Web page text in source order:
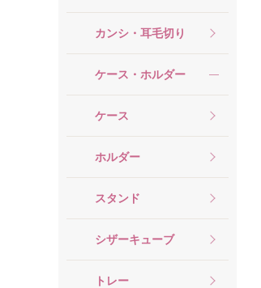
カンシ・耳毛切り
ケース・ホルダー
ケース
ホルダー
スタンド
シザーキューブ
トレー